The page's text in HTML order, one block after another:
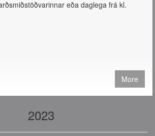
eða daglega frá kl.
More
2023